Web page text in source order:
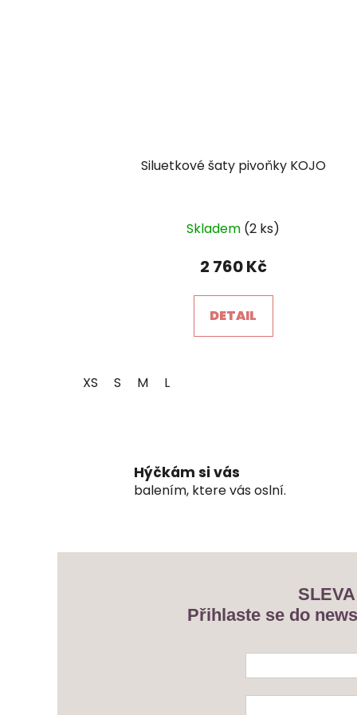
Siluetkové šaty pivoňky KOJO
Skladem (2 ks)
2 760 Kč
DETAIL
XS S M L
Hýčkám si vás
balením, ktere vás oslní.
Přihlaste se do